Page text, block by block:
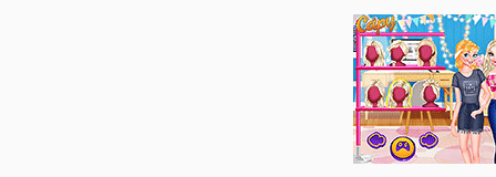
возлюбленными. Но
нужно пройти ряд
аркаде вы поможете